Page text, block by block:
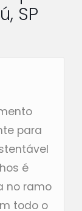
SP
para
é
no ramo
todo o